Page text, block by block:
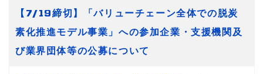
【7/19締切】「バリューチェーン全体での脱炭
素化推進モデル事業」への参加企業・支援機関及
び業界団体等の公募について